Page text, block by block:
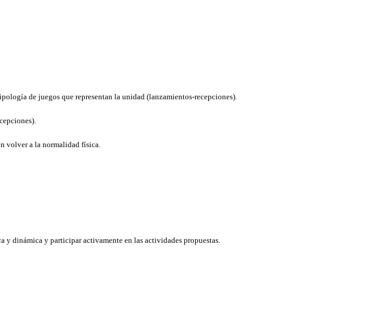
de juegos que representan la unidad (lanzamientos-recepciones).
volver a la normalidad física.
y dinámica y participar activamente en las actividades propuestas.